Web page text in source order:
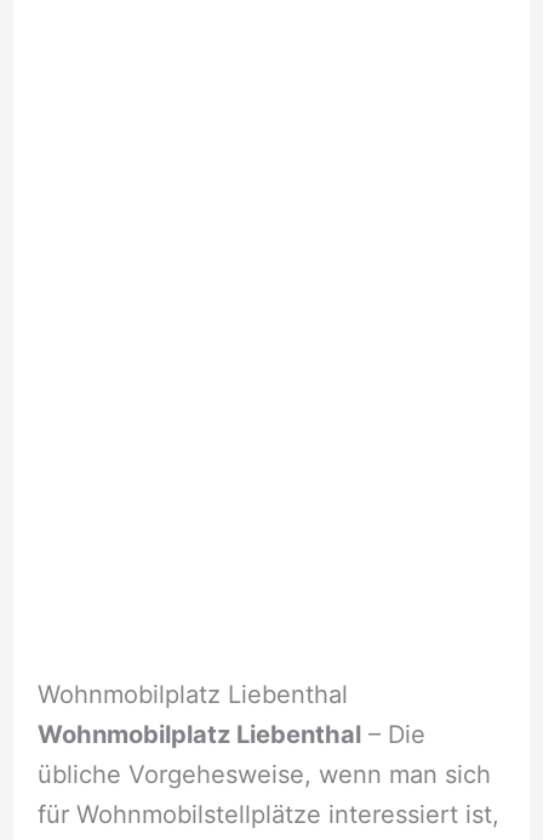
Wohnmobilplatz Liebenthal
Wohnmobilplatz Liebenthal– Die
übliche Vorgehesweise, wenn man sich
für Wohnmobilstellplätze interessiert ist,